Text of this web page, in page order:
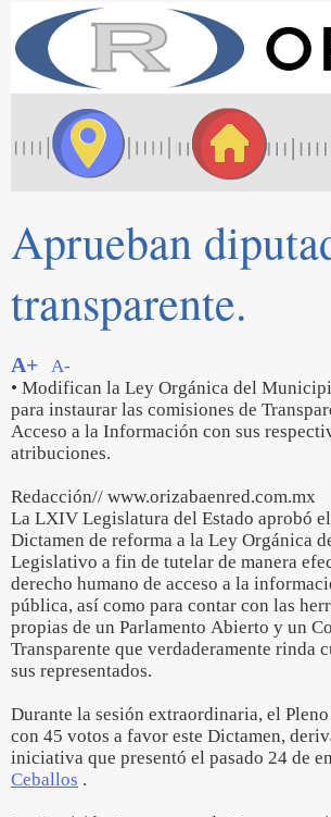
Aprueban
transparente.
A+
A-
• Modifican la Ley Orgánica del
para instaurar las comisiones de
Acceso a la Información con sus
atribuciones.
Redacción// www.orizabaenred.com.mx
La LXIV Legislatura del Estado aprobó el
Dictamen de reforma a la Ley Orgánica
Legislativo a fin de tutelar de manera
derecho humano de acceso a la
pública, así como para contar con las
propias de un Parlamento Abierto y un
Transparente que verdaderamente rinda
sus representados.
Durante la sesión extraordinaria, el
con 45 votos a favor este Dictamen,
iniciativa que presentó el pasado 24 de
Ceballos .